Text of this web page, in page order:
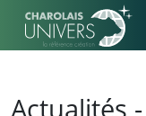
Aller au contenu
Actualités -